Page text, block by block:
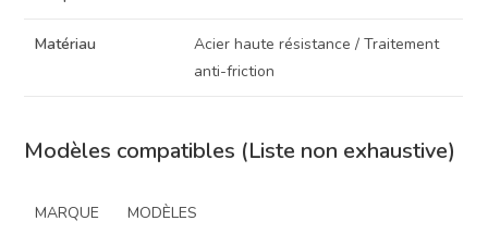
Matériau
Acier haute résistance / Traitement
anti-friction
Modèles compatibles (Liste non exhaustive)
MARQUE MODÈLES